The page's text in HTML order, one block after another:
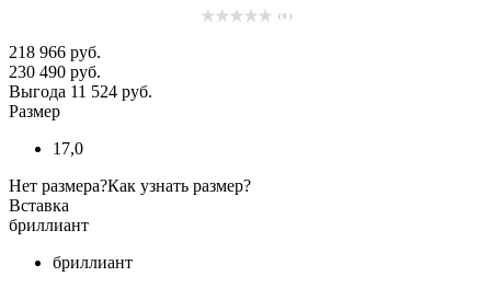
( 0 )
218 966 руб.
230 490 руб.
Выгода 11 524 руб.
Размер
17,0
Нет размера?Как узнать размер?
Вставка
бриллиант
бриллиант